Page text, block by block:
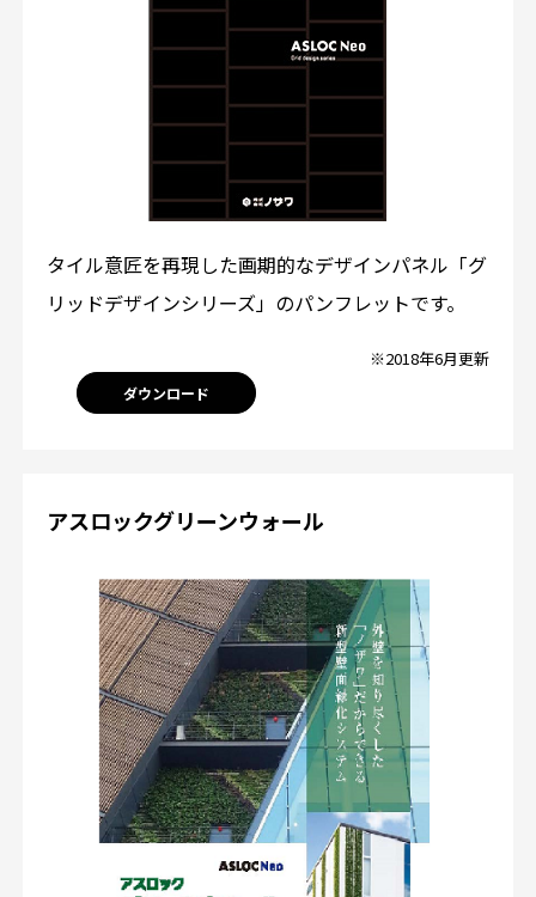
タイル意匠を再現した画期的なデザインパネル「グ
リッドデザインシリーズ」のパンフレットです。
※2018年6月更新
ダウンロード
アスロックグリーンウォール